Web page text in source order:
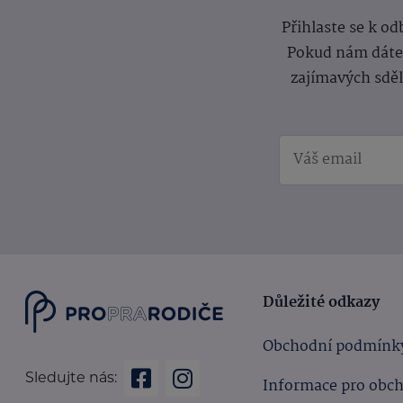
Přihlaste se k
Pokud nám
zajímavých
Sledujte nás:
Důležité odkazy
Obchodní
Informace pro